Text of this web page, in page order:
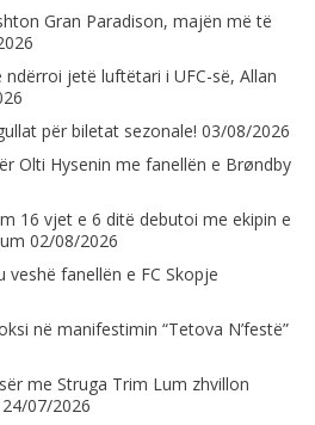
Gran Paradison, majën më të
jetë luftëtari i UFC-së, Allan
për biletat sezonale! 03/08/2026
Olti Hysenin me fanellën e Brøndby
16 vjet e 6 ditë debutoi me ekipin e
02/08/2026
veshë fanellën e FC Skopje
në manifestimin “Tetova N’festë”
me Struga Trim Lum zhvillon
24/07/2026